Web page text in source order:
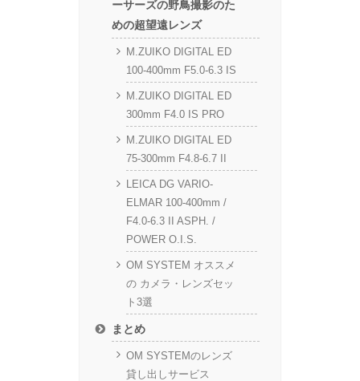
ーサーズの野鳥撮影のた
めの超望遠レンズ
M.ZUIKO DIGITAL ED
100-400mm F5.0-6.3 IS
M.ZUIKO DIGITAL ED
300mm F4.0 IS PRO
M.ZUIKO DIGITAL ED
75-300mm F4.8-6.7 II
LEICA DG VARIO-
ELMAR 100-400mm /
F4.0-6.3 II ASPH. /
POWER O.I.S.
OM SYSTEM オススメ
の カメラ・レンズセッ
ト3選
まとめ
OM SYSTEMのレンズ
貸し出しサービス